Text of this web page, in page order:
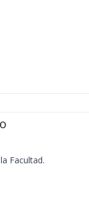
Facultad.